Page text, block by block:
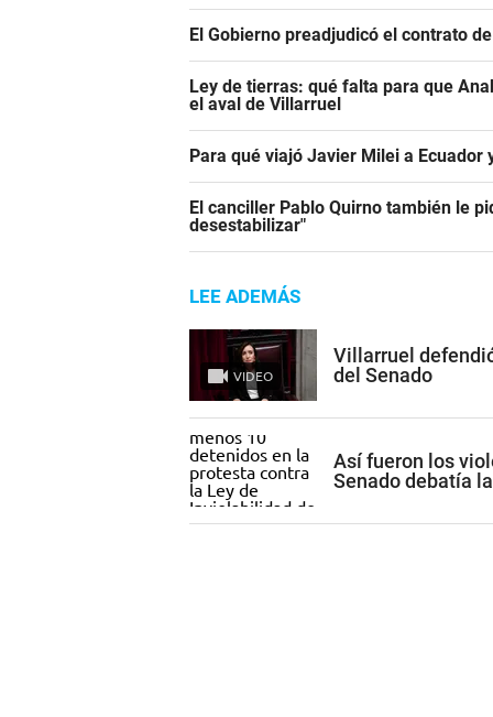
El Gobierno preadjudicó el contrato
Ley de tierras: qué falta para que
el aval de Villarruel
Para qué viajó Javier Milei a
El canciller Pablo Quirno también le
desestabilizar"
LEE ADEMÁS
VIDEO
Villarruel
del Senado
Así fueron los
Senado debatía